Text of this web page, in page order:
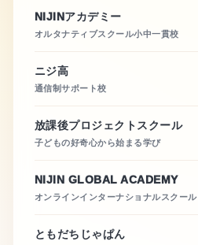
NIJINアカデミー
オルタナティブスクール小中一貫校
ニジ高
通信制サポート校
放課後プロジェクトスクール
子どもの好奇心から始まる学び
NIJIN GLOBAL ACADEMY
オンラインインターナショナルスクール
ともだちじゃぱん